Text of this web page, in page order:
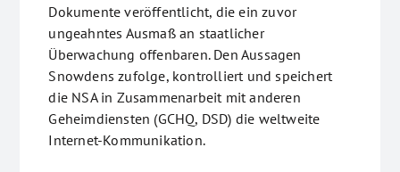
Dokumente veröffentlicht, die ein zuvor
ungeahntes Ausmaß an staatlicher
Überwachung offenbaren. Den Aussagen
Snowdens zufolge, kontrolliert und speichert
die NSA in Zusammenarbeit mit anderen
Geheimdiensten (GCHQ, DSD) die weltweite
Internet-Kommunikation.